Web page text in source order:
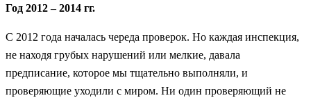
Год 2012 – 2014 гг.
С 2012 года началась череда проверок. Но каждая инспекция,
не находя грубых нарушений или мелкие, давала
предписание, которое мы тщательно выполняли, и
проверяющие уходили с миром. Ни один проверяющий не